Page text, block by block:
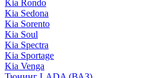
Kia Rondo
Kia Sedona
Kia Sorento
Kia Soul
Kia Spectra
Kia Sportage
Kia Venga